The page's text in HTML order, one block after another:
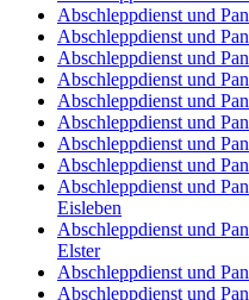
Abschleppdienst und
Abschleppdienst und
Abschleppdienst und
Abschleppdienst und
Abschleppdienst und
Abschleppdienst und
Abschleppdienst und
Abschleppdienst und
Abschleppdienst und
Eisleben
Abschleppdienst und
Elster
Abschleppdienst und
Abschleppdienst und